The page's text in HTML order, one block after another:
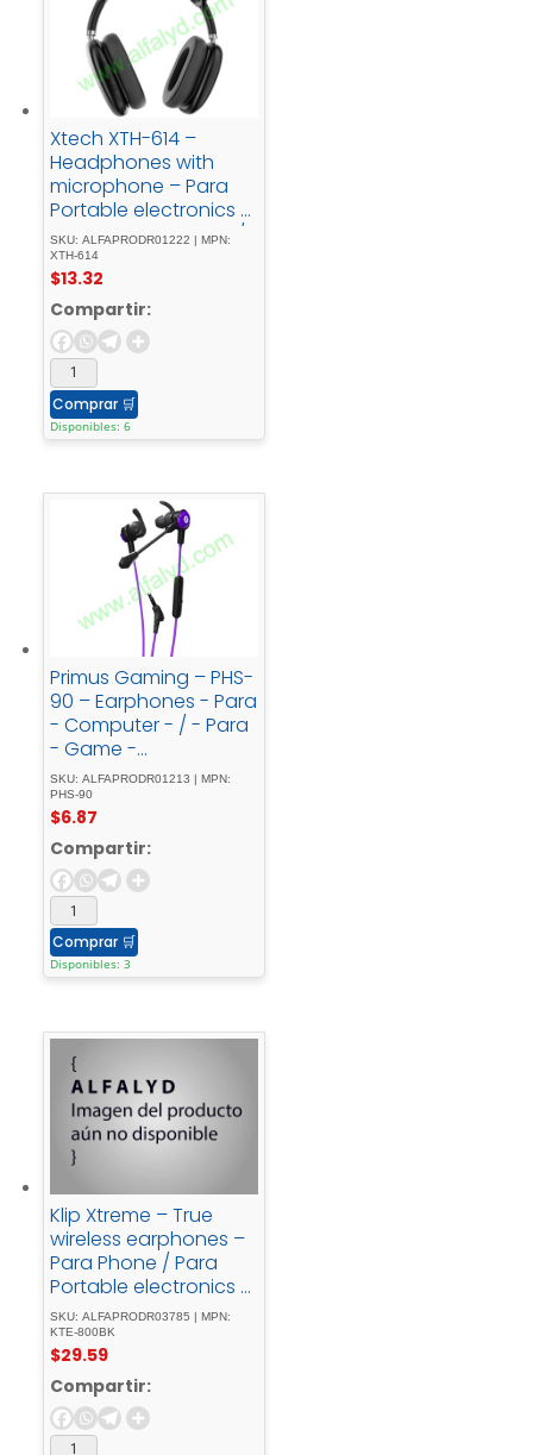
Xtech XTH-614 –
Headphones with
microphone – Para
Portable electronics /
Para Cellular phone /
Para Home audio -
WirelessAurax
SKU: ALFAPRODR01222 | MPN:
XTH-614
$13.32
Compartir:
Comprar 🛒
Disponibles: 6
Primus Gaming – PHS-
90 – Earphones - Para
- Computer - / - Para
- Game -
consoleWired3.5mm -
w/Mic - ARCUS90T
SKU: ALFAPRODR01213 | MPN:
PHS-90
$6.87
Compartir:
Comprar 🛒
Disponibles: 3
Klip Xtreme – True
wireless earphones –
Para Phone / Para
Portable electronics /
Para Tablet -
Wireless15Hrs - Display
- Black
SKU: ALFAPRODR03785 | MPN:
KTE-800BK
$29.59
Compartir: